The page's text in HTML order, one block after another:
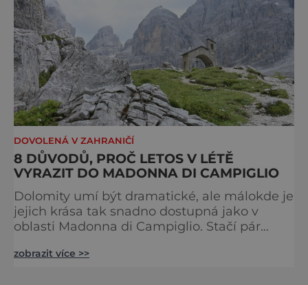
DOVOLENÁ V ZAHRANIČÍ
8 DŮVODŮ, PROČ LETOS V LÉTĚ
VYRAZIT DO MADONNA DI CAMPIGLIO
Dolomity umí být dramatické, ale málokde je
jejich krása tak snadno dostupná jako v
oblasti Madonna di Campiglio. Stačí pár
věžemi, horskými jezery a nekonečnými
zobrazit více >>